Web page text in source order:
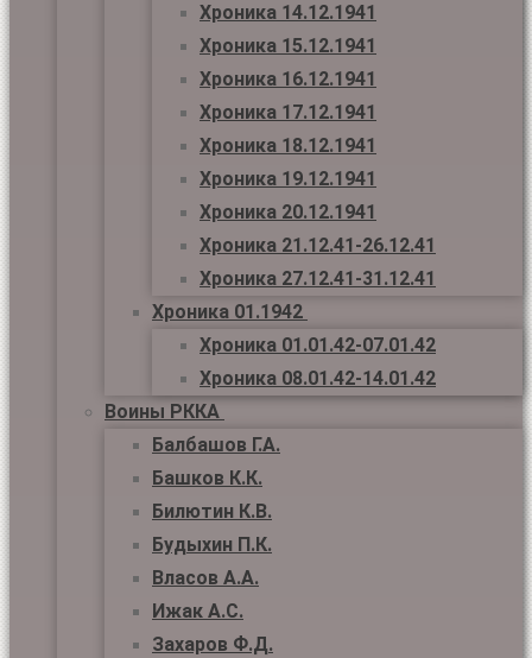
Хроника 14.12.1941
Хроника 15.12.1941
Хроника 16.12.1941
Хроника 17.12.1941
Хроника 18.12.1941
Хроника 19.12.1941
Хроника 20.12.1941
Хроника 21.12.41-26.12.41
Хроника 27.12.41-31.12.41
Хроника 01.1942
Хроника 01.01.42-07.01.42
Хроника 08.01.42-14.01.42
Воины РККА
Балбашов Г.А.
Башков К.К.
Билютин К.В.
Будыхин П.К.
Власов А.А.
Ижак А.С.
Захаров Ф.Д.